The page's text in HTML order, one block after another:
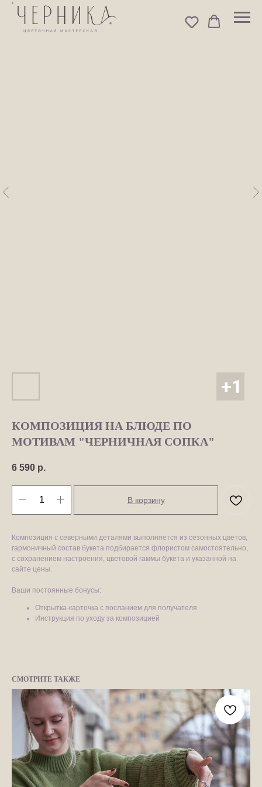
КОМПОЗИЦИЯ НА БЛЮДЕ ПО
МОТИВАМ "ЧЕРНИЧНАЯ СОПКА"
6 590 р.
В корзину
Композиция с северными деталями выполняется из сезонных цветов,
гармоничный состав букета подбирается флористом самостоятельно,
с сохранением настроения, цветовой гаммы букета и указанной на
сайте цены.
Ваши постоянные бонусы:​
Открытка-карточка с посланием для получателя
Инструкция по уходу за композицией
СМОТРИТЕ ТАКЖЕ